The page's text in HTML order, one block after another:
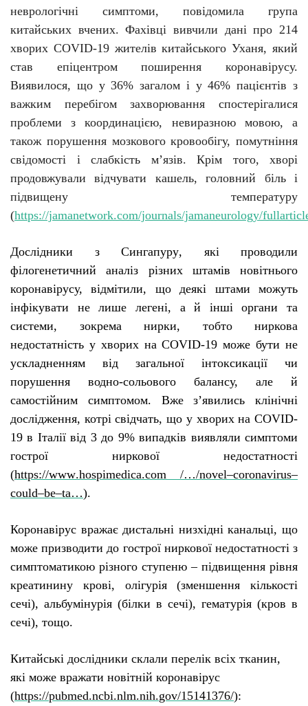
неврологічні симптоми, повідомила група
китайських вчених. Фахівці вивчили дані про 214
хворих COVID-19 жителів китайського Уханя, який
став епіцентром поширення коронавірусу.
Виявилося, що у 36% загалом і у 46% пацієнтів з
важким перебігом захворювання спостерігалися
проблеми з координацією, невиразною мовою, а
також порушення мозкового кровообігу, помутніння
свідомості і слабкість м’язів. Крім того, хворі
продовжували відчувати кашель, головний біль і
підвищену температуру
(https://jamanetwork.com/journals/jamaneurology/
Дослідники з Сингапуру, які проводили
філогенетичний аналіз різних штамів новітнього
коронавірусу, відмітили, що деякі штами можуть
інфікувати не лише легені, а й інші органи та
системи, зокрема нирки, тобто ниркова
недостатність у хворих на COVID-19 може бути не
ускладненням від загальної інтоксикації чи
порушення водно-сольового балансу, але й
самостійним симптомом. Вже з’явились клінічні
дослідження, котрі свідчать, що у хворих на COVID-
19 в Італії від 3 до 9% випадків виявляли симптоми
гострої ниркової недостатності
(https://www.hospimedica.com /…/novel–coronavirus–
could–be–ta…).
Коронавірус вражає дистальні низхідні канальці, що
може призводити до гострої ниркової недостатності з
симптоматикою різного ступеню – підвищення рівня
креатинину крові, олігурія (зменшення кількості
сечі), альбумінурія (білки в сечі), гематурія (кров в
сечі), тощо.
Китайські дослідники склали перелік всіх тканин,
які може вражати новітній коронавірус
(https://pubmed.ncbi.nlm.nih.gov/15141376/):